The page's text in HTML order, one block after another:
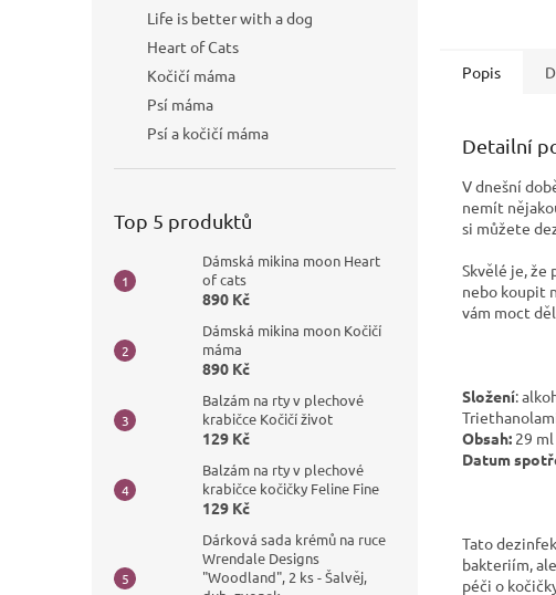
Life is better with a dog
Heart of Cats
Kočičí máma
Psí máma
Psí a kočičí máma
Top 5 produktů
Dámská mikina moon Heart
of cats
890 Kč
Dámská mikina moon Kočičí
máma
890 Kč
Balzám na rty v plechové
krabičce Kočičí život
129 Kč
Balzám na rty v plechové
krabičce kočičky Feline Fine
129 Kč
Dárková sada krémů na ruce
Wrendale Designs
"Woodland", 2 ks - Šalvěj,
Popis
Detailní
V dnešní
nemít
si můžete
Skvělé je, že
nebo koupit
vám moct
Složení:
Obsah: 29 ml
Datum
Tato
bakteriím, ale
péči o